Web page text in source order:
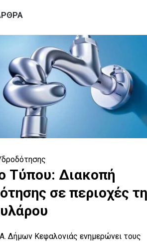
Τύπου: Διακοπή
σε περιοχές
Δήμων Κεφαλονιάς ενημερώνει τους